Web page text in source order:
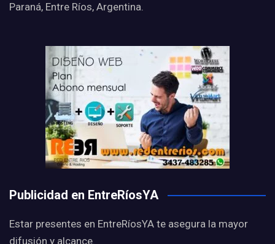
Paraná, Entre Ríos, Argentina.
Publicidad en EntreRíosYA
Estar presentes en EntreRíosYA te asegura la mayor
difusión y alcance.